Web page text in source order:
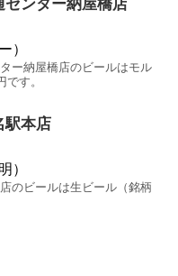
センター納屋橋店
）
ー納屋橋店のビールはモル
す。
駅本店
）
のビールは生ビール（銘柄